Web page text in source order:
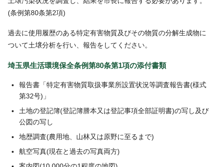
(条例第80条第2項)
過去に使用履歴のある特定有害物質及びその物質の分解生成物に
ついて土壌分析を行い、報告をしてください。
埼玉県生活環境保全条例第80条第1項の添付書類
報告書「特定有害物質取扱事業所設置状況等調査報告書(様式
第32号)」
土地の登記簿(登記簿謄本又は登記事項全部証明書)の写し及び
公図の写し
地歴調査(農用地、山林又は原野に至るまで)
航空写真(現在と過去の写真両方)